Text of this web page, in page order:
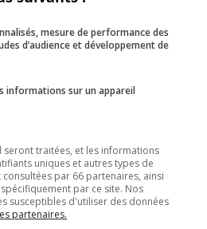
mesure de performance des
d’audience et développement de
informations sur un appareil
traitées, et les informations
uniques et autres types de
par 66 partenaires, ainsi
par ce site. Nos
susceptibles d'utiliser des données
partenaires.